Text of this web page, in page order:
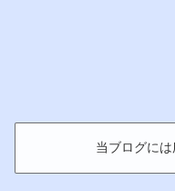
当ブログには